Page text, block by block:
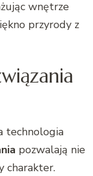
wnętrze
przyrody z
technologia
pozwalają nie
charakter.